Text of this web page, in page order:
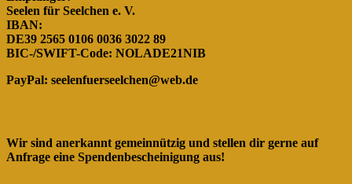
Seelen für Seelchen e. V.
IBAN:
DE39 2565 0106 0036 3022 89
BIC-/SWIFT-Code: NOLADE21NIB
PayPal: seelenfuerseelchen@web.de
Wir sind anerkannt gemeinnützig und stellen dir gerne auf
Anfrage eine Spendenbescheinigung aus!